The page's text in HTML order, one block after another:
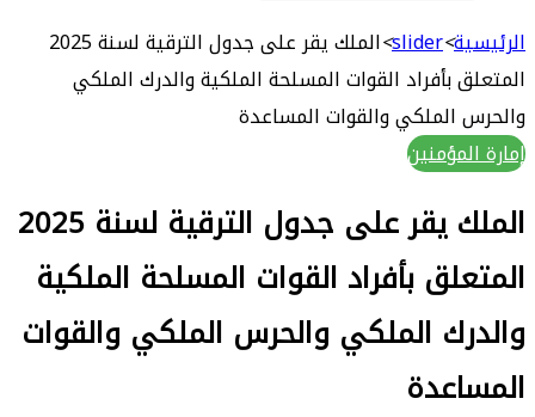
>
slider
>
الملك يقر على جدول الترقية لسنة 2025
بأفراد القوات المسلحة الملكية والدرك الملكي
الملكي والقوات المساعدة
الملك يقر على جدول الترقية لسنة 2025
بأفراد القوات المسلحة الملكية
الملكي والحرس الملكي والقوات